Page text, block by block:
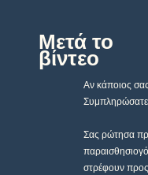
Μετά το
Αν κάποιος
Συμπληρώσατε
Σας ρώτησα
στρέφουν